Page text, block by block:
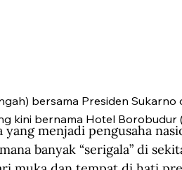
bersama Presiden
kini bernama Hotel Borobudur
menjadi pengusaha
banyak “serigala” di